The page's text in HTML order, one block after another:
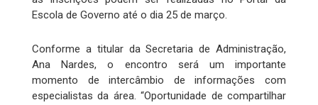
Escola de Governo até o dia 25 de março.
Conforme a titular da Secretaria de Administração,
Ana Nardes, o encontro será um importante
momento de intercâmbio de informações com
especialistas da área. “Oportunidade de compartilhar